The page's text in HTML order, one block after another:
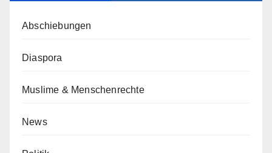
Abschiebungen
Diaspora
Muslime & Menschenrechte
News